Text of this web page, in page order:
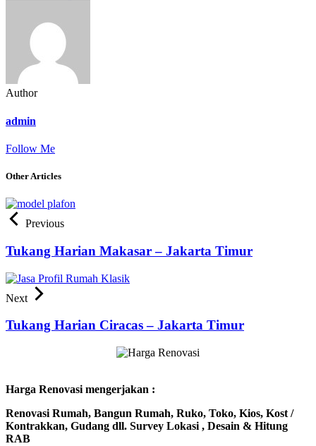
Author
admin
Follow Me
Other Articles
Previous
Tukang Harian Makasar – Jakarta Timur
Next
Tukang Harian Ciracas – Jakarta Timur
Harga Renovasi mengerjakan :
Renovasi Rumah, Bangun Rumah, Ruko, Toko, Kios, Kost /
Kontrakkan, Gudang dll. Survey Lokasi , Desain & Hitung
RAB